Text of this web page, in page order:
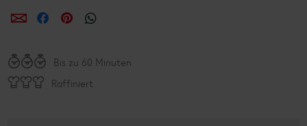
per E-Mail teilen
per Facebook teilen
per Pinterest teilen
Bis zu 60 Minuten
Raffiniert